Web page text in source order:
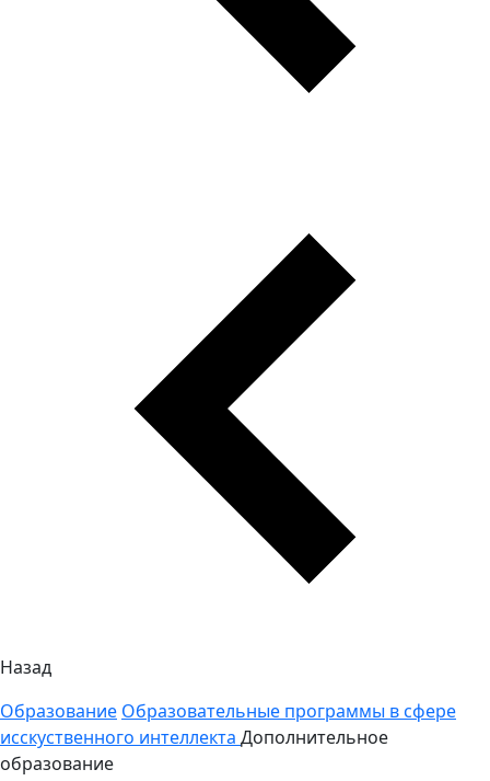
Назад
Образование Образовательные программы в сфере
исскуственного интеллекта Дополнительное
образование